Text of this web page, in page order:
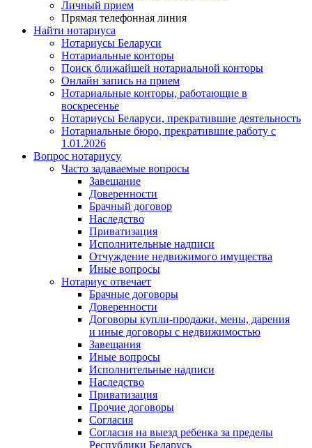
Личный прием
Прямая телефонная линия
Найти нотариуса
Нотариусы Беларуси
Нотариальные конторы
Поиск ближайшей нотариальной конторы
Онлайн запись на прием
Нотариальные конторы, работающие в
воскресенье
Нотариусы Беларуси, прекратившие деятельность
Нотариальные бюро, прекратившие работу с
1.01.2026
Вопрос нотариусу
Часто задаваемые вопросы
Завещание
Доверенности
Брачный договор
Наследство
Приватизация
Исполнительные надписи
Отчуждение недвижимого имущества
Иные вопросы
Нотариус отвечает
Брачные договоры
Доверенности
Договоры купли-продажи, мены, дарения
и иные договоры с недвижимостью
Завещания
Иные вопросы
Исполнительные надписи
Наследство
Приватизация
Прочие договоры
Согласия
Согласия на выезд ребенка за пределы
Республики Беларусь